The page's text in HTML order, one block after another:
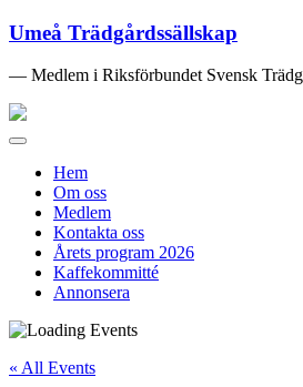
Umeå Trädgårdssällskap
— Medlem i Riksförbundet Svensk
Toggle
navigation
Hem
Om oss
Medlem
Kontakta oss
Årets program 2026
Kaffekommitté
Annonsera
« All Events